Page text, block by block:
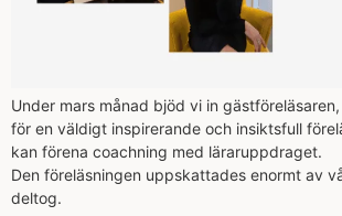
Under mars månad bjöd vi in
för en väldigt inspirerande och insiktsfull
kan förena coachning med läraruppdraget.
Den föreläsningen uppskattades enormt av
deltog.